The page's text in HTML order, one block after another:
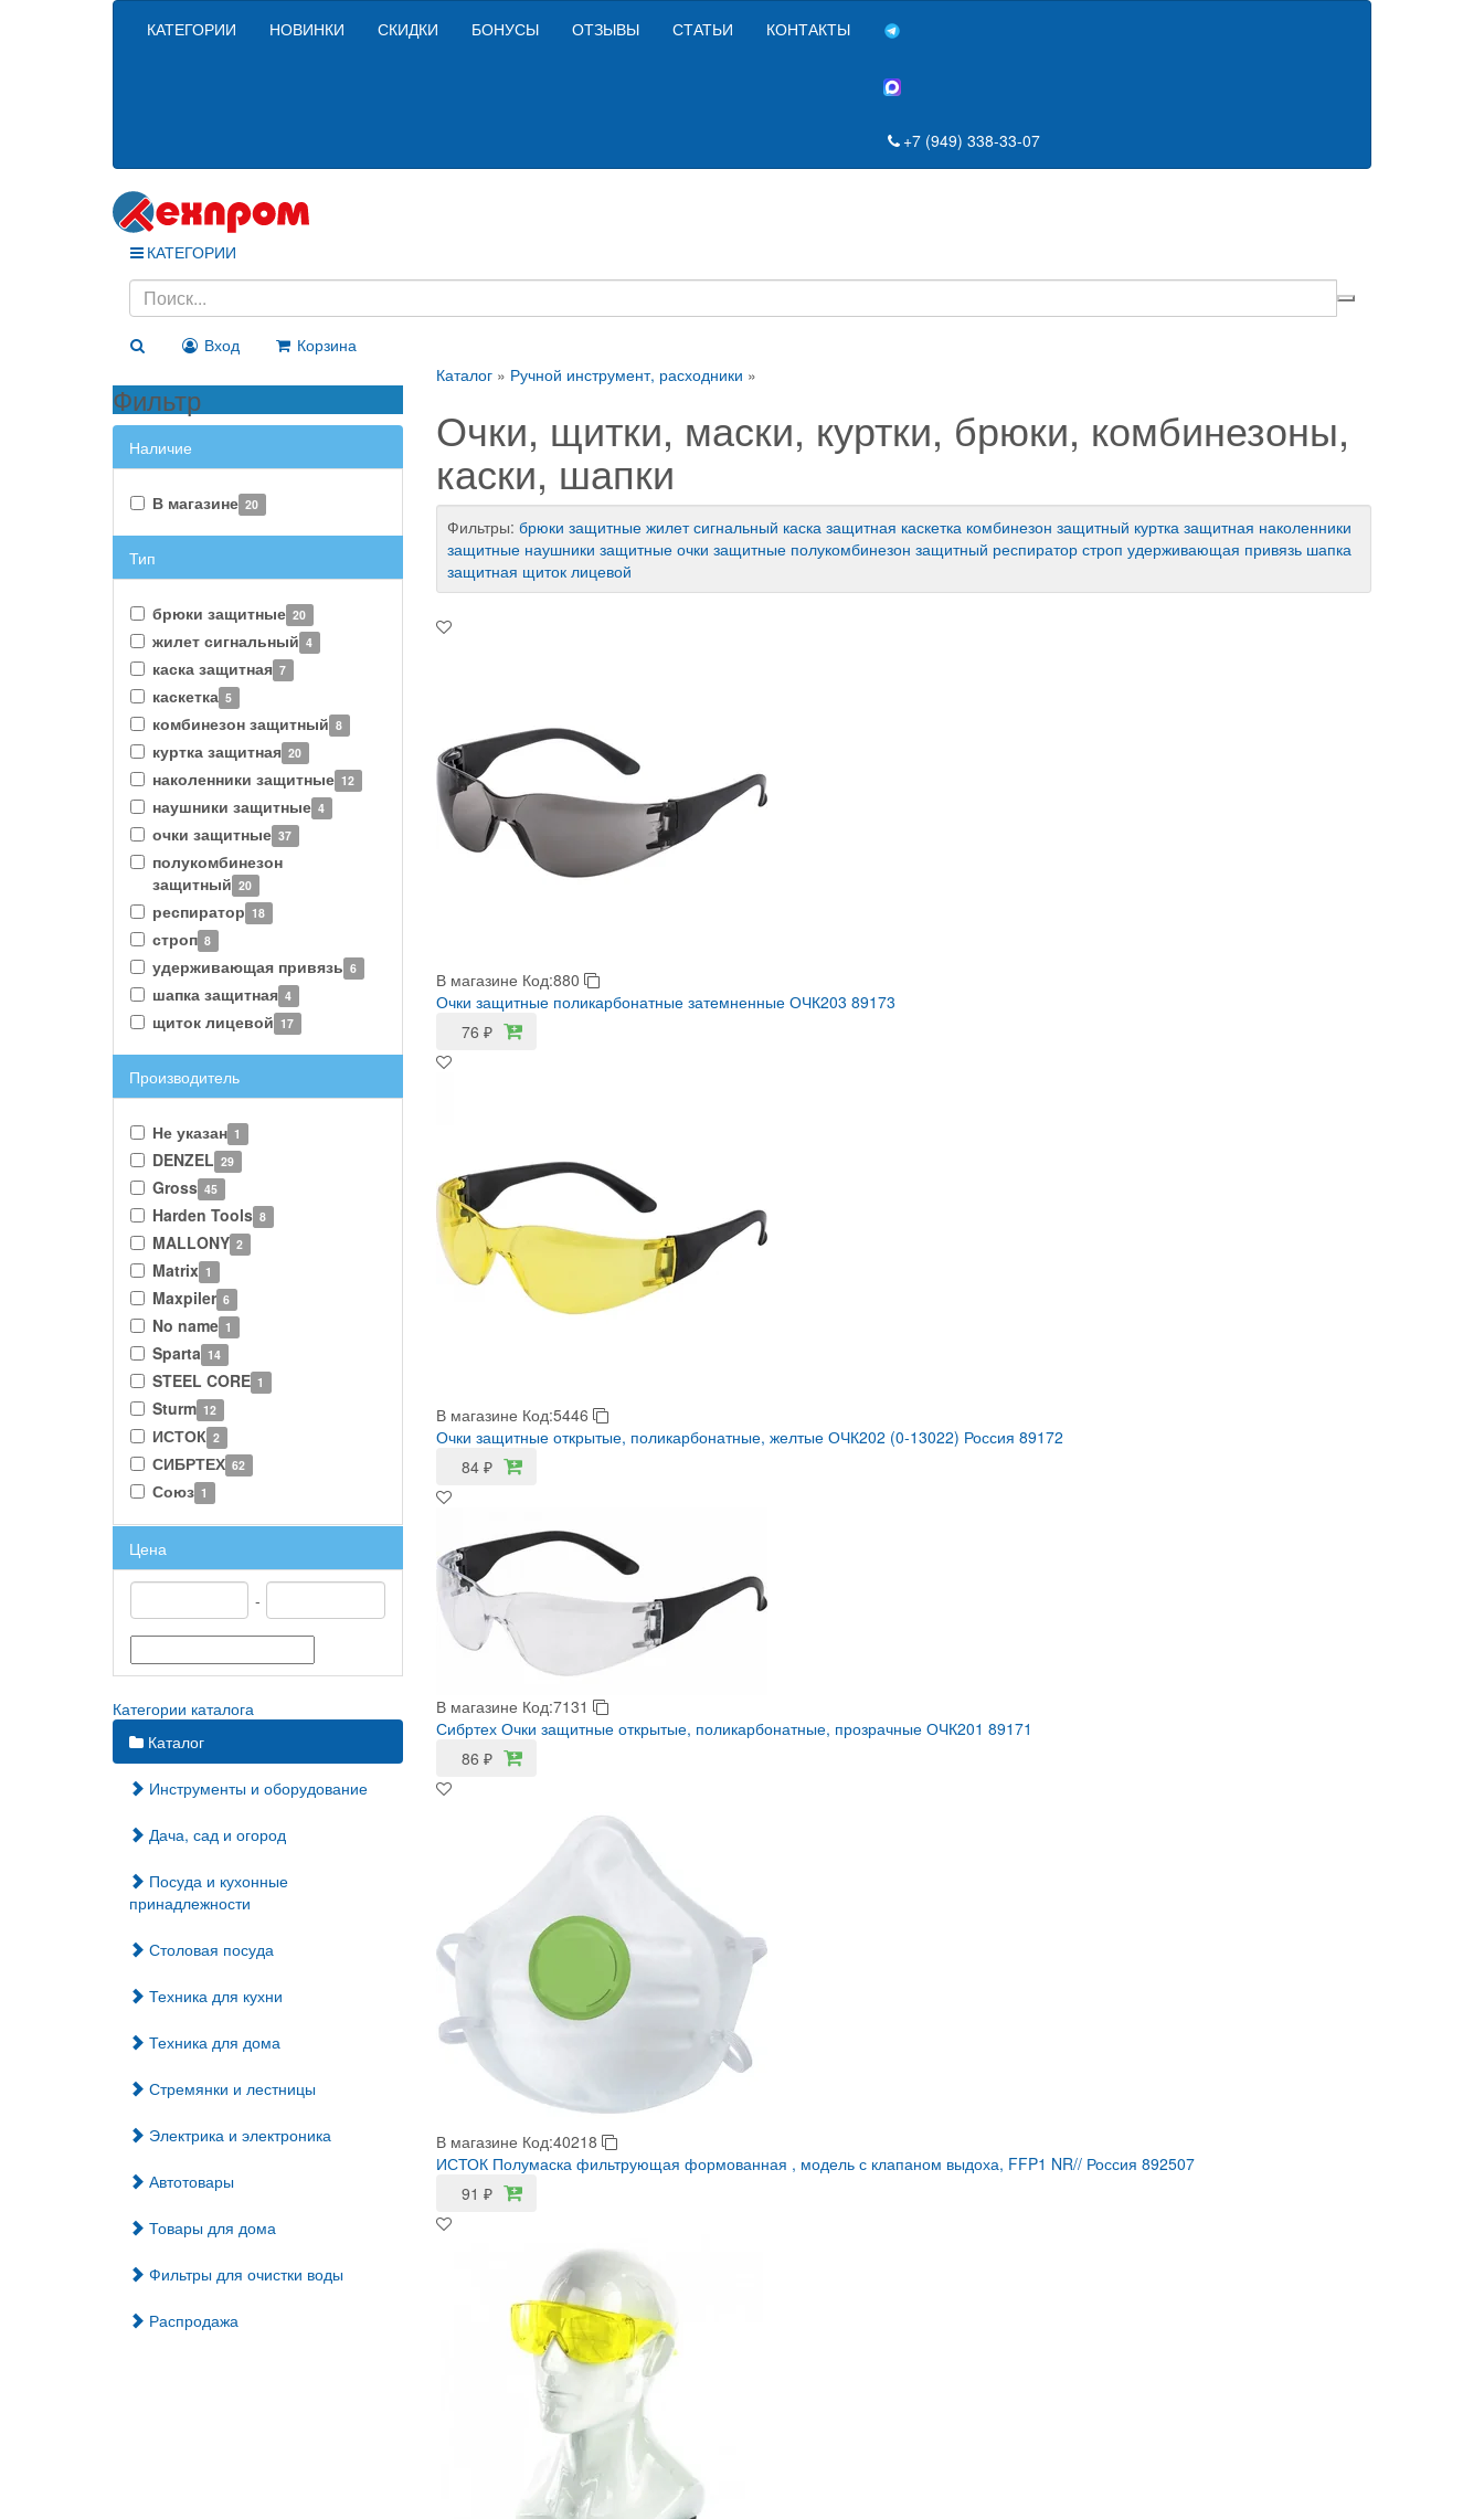
КАТЕГОРИИ НОВИНКИ СКИДКИ БОНУСЫ ОТЗЫВЫ СТАТЬИ КОНТАКТЫ
+7 (949) 338-33-07
КАТЕГОРИИ
Вход Корзина
Фильтр
Наличие
В магазине 20
Тип
брюки защитные 20
жилет сигнальный 4
каска защитная 7
каскетка 5
комбинезон защитный 8
куртка защитная 20
наколенники защитные 12
наушники защитные 4
очки защитные 37
полукомбинезон
защитный 20
респиратор 18
строп 8
удерживающая привязь 6
шапка защитная 4
щиток лицевой 17
Производитель
Не указан 1
DENZEL 29
Gross 45
Harden Tools 8
MALLONY 2
Matrix 1
Maxpiler 6
No name 1
Sparta 14
STEEL CORE 1
Sturm 12
ИСТОК 2
СИБРТЕХ 62
Союз 1
Цена
-
Категории каталога
Каталог
Инструменты и оборудование
Дача, сад и огород
Посуда и кухонные
принадлежности
Столовая посуда
Техника для кухни
Техника для дома
Стремянки и лестницы
Электрика и электроника
Автотовары
Товары для дома
Фильтры для очистки воды
Распродажа
Каталог» Ручной инструмент, расходники »
Очки, щитки, маски, куртки, брюки, комбинезоны,
каски, шапки
Фильтры: брюки защитные жилет сигнальный каска защитная каскетка комбинезон защитный куртка защитная наколенники
защитные наушники защитные очки защитные полукомбинезон защитный респиратор строп удерживающая привязь шапка
защитная щиток лицевой
В магазине Код:880
Очки защитные поликарбонатные затемненные ОЧК203 89173
76 ₽
В магазине Код:5446
Очки защитные открытые, поликарбонатные, желтые ОЧК202 (0-13022) Россия 89172
84₽
В магазине Код:7131
Сибртех Очки защитные открытые, поликарбонатные, прозрачные ОЧК201 89171
86 ₽
В магазине Код:40218
ИСТОК Полумаска фильтрующая формованная , модель с клапаном выдоха, FFP1 NR// Россия 892507
91 ₽